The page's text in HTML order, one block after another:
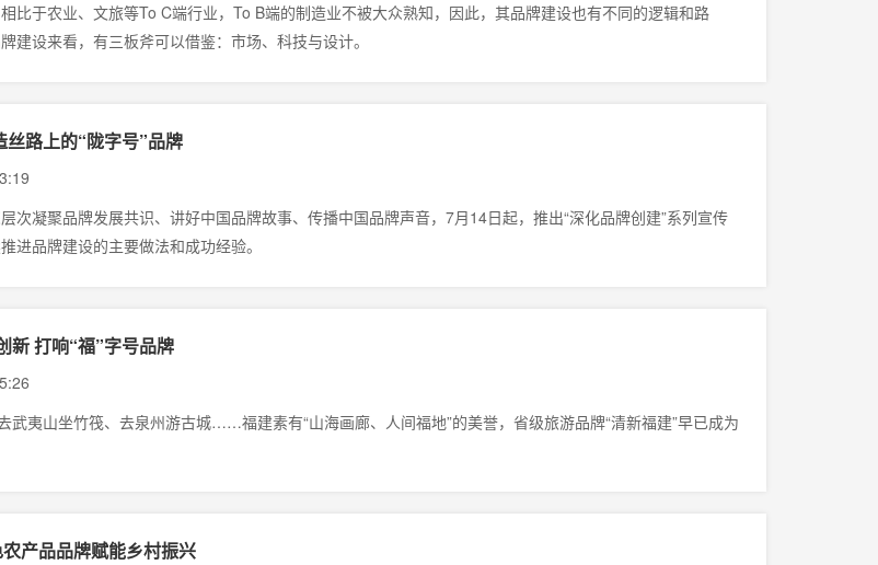
比于农业、文旅等To C端行业，To B端的制造业不被大众熟知，因此，其品牌建设也有不同的逻辑和路
建设来看，有三板斧可以借鉴：市场、科技与设计。
路上的“陇字号”品牌
次凝聚品牌发展共识、讲好中国品牌故事、传播中国品牌声音，7月14日起，推出“深化品牌创建”系列宣传
进品牌建设的主要做法和成功经验。
新 打响“福”字号品牌
武夷山坐竹筏、去泉州游古城……福建素有“山海画廊、人间福地”的美誉，省级旅游品牌“清新福建”早已成为
产品品牌赋能乡村振兴